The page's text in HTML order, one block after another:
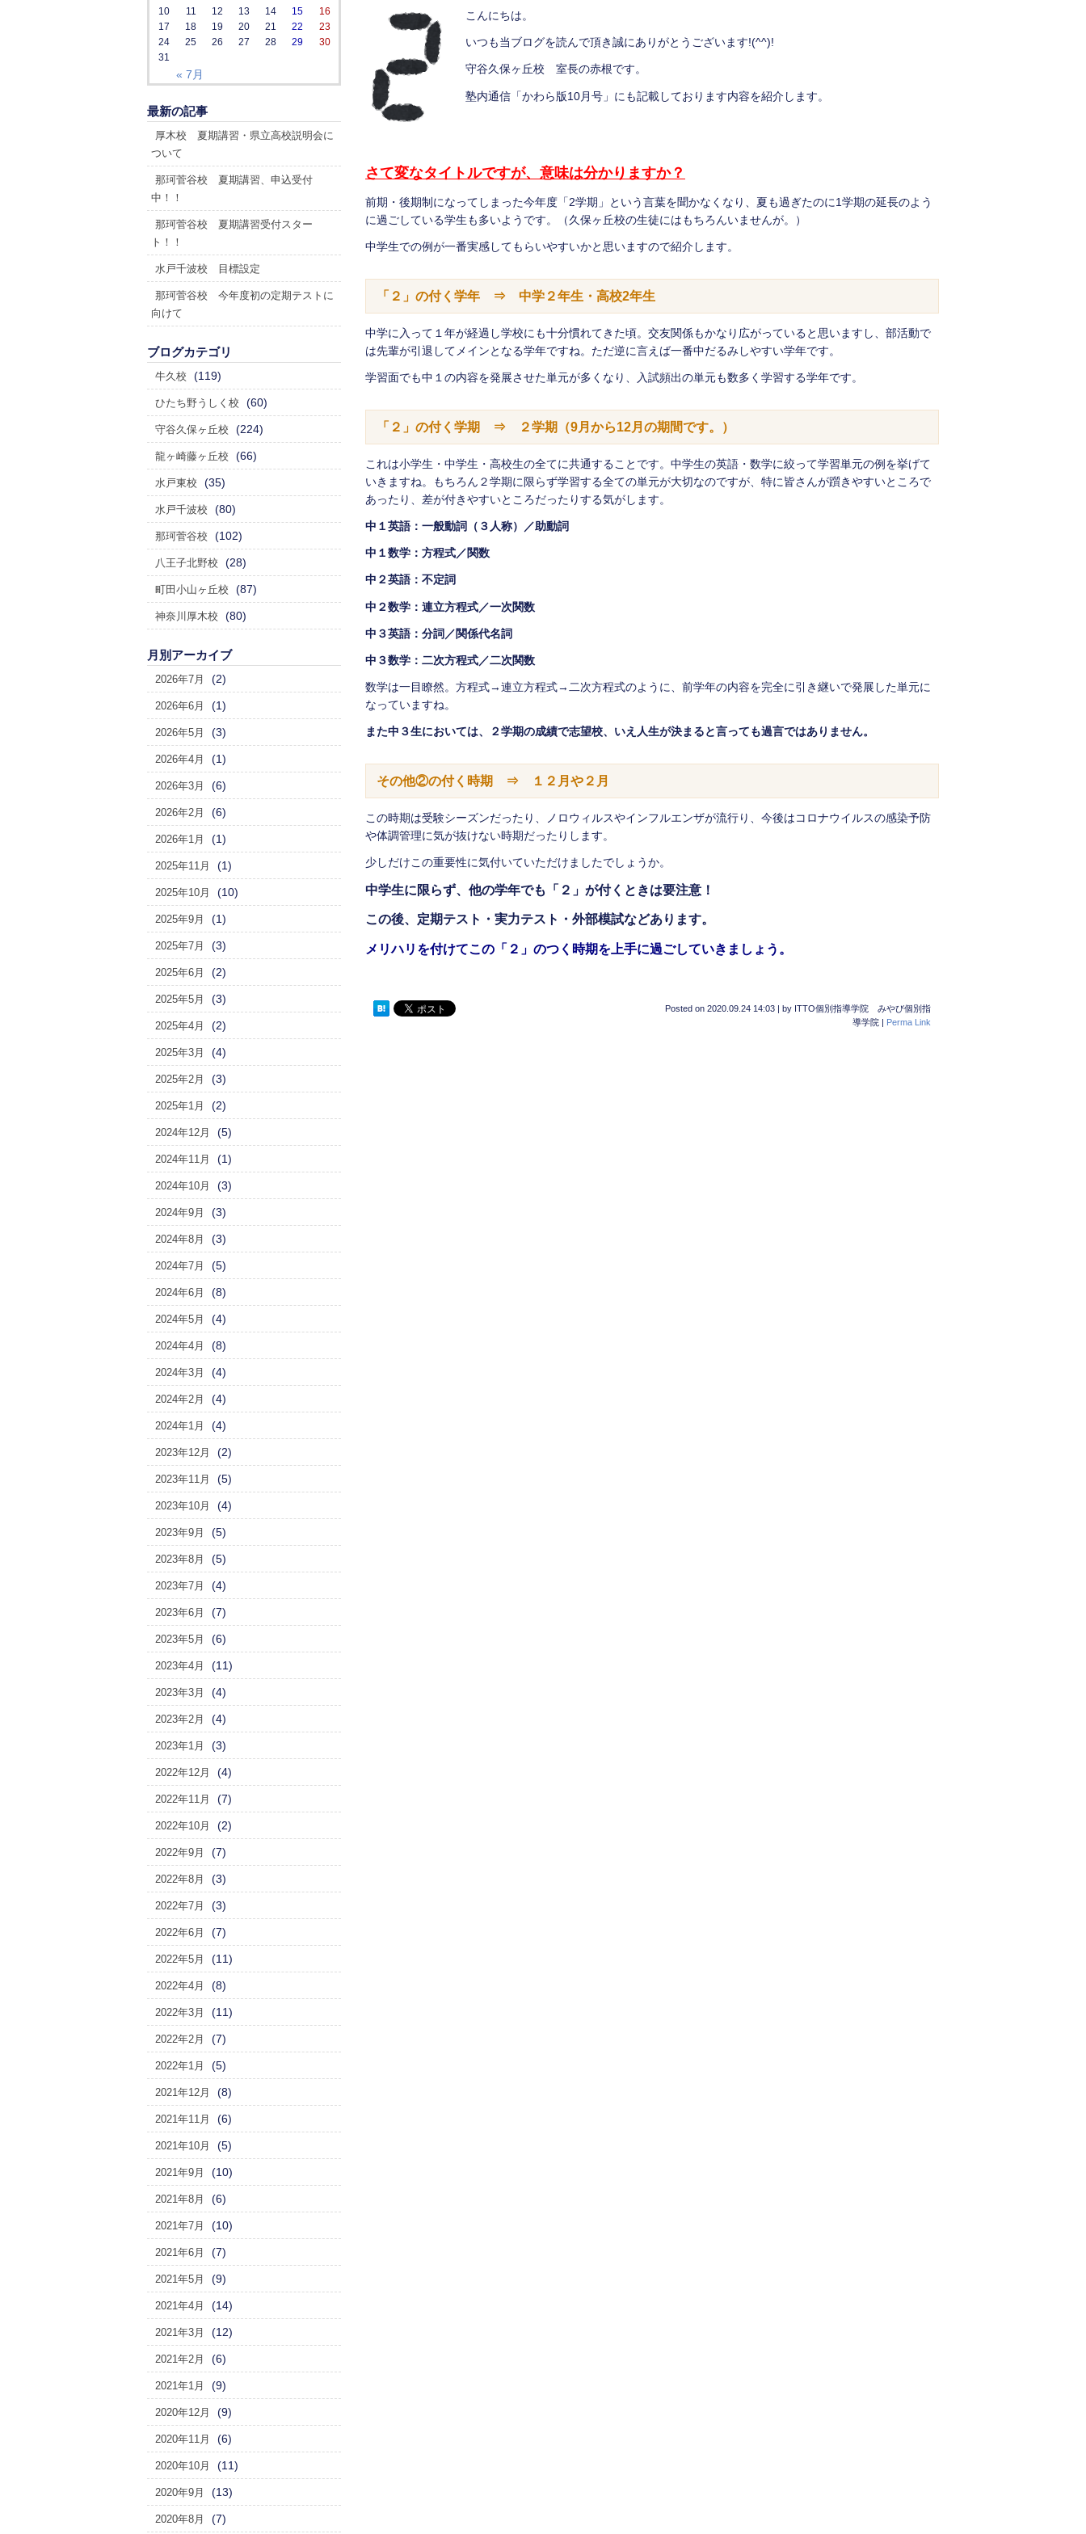
こんにちは。
いつも当ブログを読んで頂き誠にありがとうございます!(^^)!
守谷久保ヶ丘校 室長の赤根です。
塾内通信「かわら版10月号」にも記載しております内容を紹介します。
さて変なタイトルですが、意味は分かりますか？
前期・後期制になってしまった今年度「2学期」という言葉を聞かなくなり、夏も過ぎたのに1学期の延長のよう
に過ごしている学生も多いようです。（久保ヶ丘校の生徒にはもちろんいませんが。）
中学生での例が一番実感してもらいやすいかと思いますので紹介します。
「２」の付く学年 ⇒ 中学２年生・高校2年生
中学に入って１年が経過し学校にも十分慣れてきた頃。交友関係もかなり広がっていると思いますし、部活動で
は先輩が引退してメインとなる学年ですね。ただ逆に言えば一番中だるみしやすい学年です。
学習面でも中１の内容を発展させた単元が多くなり、入試頻出の単元も数多く学習する学年です。
「２」の付く学期 ⇒ ２学期 （9月から12月の期間です。）
これは小学生・中学生・高校生の全てに共通することです。中学生の英語・数学に絞って学習単元の例を挙げて
いきますね。もちろん２学期に限らず学習する全ての単元が大切なのですが、特に皆さんが躓きやすいところで
あったり、差が付きやすいところだったりする気がします。
中１英語：一般動詞（３人称）／助動詞
中１数学：方程式／関数
中２英語：不定詞
中２数学：連立方程式／一次関数
中３英語：分詞／関係代名詞
中３数学：二次方程式／二次関数
数学は一目瞭然。方程式→連立方程式→二次方程式のように、前学年の内容を完全に引き継いで発展した単元に
なっていますね。
また中３生においては、２学期の成績で志望校、いえ人生が決まると言っても過言ではありません。
その他②の付く時期 ⇒ １２月や２月
この時期は受験シーズンだったり、ノロウィルスやインフルエンザが流行り、今後はコロナウイルスの感染予防
や体調管理に気が抜けない時期だったりします。
少しだけこの重要性に気付いていただけましたでしょうか。
中学生に限らず、他の学年でも「２」が付くときは要注意！
この後、定期テスト・実力テスト・外部模試などあります。
メリハリを付けてこの「２」のつく時期を上手に過ごしていきましょう。
Posted on 2020.09.24 14:03 | by ITTO個別指導学院 みやび個別指
導学院 | Perma Link
« 7月
10
11 12 13 14 15
16
17
18 19 20 21 22
23
24
25 26 27 28 29
30
31
最新の記事
厚木校 夏期講習・県立高校説明会に
ついて
那珂菅谷校 夏期講習、申込受付
中！！
那珂菅谷校 夏期講習受付スター
ト！！
水戸千波校 目標設定
那珂菅谷校 今年度初の定期テストに
向けて
ブログカテゴリ
牛久校 (119)
ひたち野うしく校 (60)
守谷久保ヶ丘校 (224)
龍ヶ崎藤ヶ丘校 (66)
水戸東校 (35)
水戸千波校 (80)
那珂菅谷校 (102)
八王子北野校 (28)
町田小山ヶ丘校 (87)
神奈川厚木校 (80)
月別アーカイブ
2026年7月 (2)
2026年6月 (1)
2026年5月 (3)
2026年4月 (1)
2026年3月 (6)
2026年2月 (6)
2026年1月 (1)
2025年11月 (1)
2025年10月 (10)
2025年9月 (1)
2025年7月 (3)
2025年6月 (2)
2025年5月 (3)
2025年4月 (2)
2025年3月 (4)
2025年2月 (3)
2025年1月 (2)
2024年12月 (5)
2024年11月 (1)
2024年10月 (3)
2024年9月 (3)
2024年8月 (3)
2024年7月 (5)
2024年6月 (8)
2024年5月 (4)
2024年4月 (8)
2024年3月 (4)
2024年2月 (4)
2024年1月 (4)
2023年12月 (2)
2023年11月 (5)
2023年10月 (4)
2023年9月 (5)
2023年8月 (5)
2023年7月 (4)
2023年6月 (7)
2023年5月 (6)
2023年4月 (11)
2023年3月 (4)
2023年2月 (4)
2023年1月 (3)
2022年12月 (4)
2022年11月 (7)
2022年10月 (2)
2022年9月 (7)
2022年8月 (3)
2022年7月 (3)
2022年6月 (7)
2022年5月 (11)
2022年4月 (8)
2022年3月 (11)
2022年2月 (7)
2022年1月 (5)
2021年12月 (8)
2021年11月 (6)
2021年10月 (5)
2021年9月 (10)
2021年8月 (6)
2021年7月 (10)
2021年6月 (7)
2021年5月 (9)
2021年4月 (14)
2021年3月 (12)
2021年2月 (6)
2021年1月 (9)
2020年12月 (9)
2020年11月 (6)
2020年10月 (11)
2020年9月 (13)
2020年8月 (7)